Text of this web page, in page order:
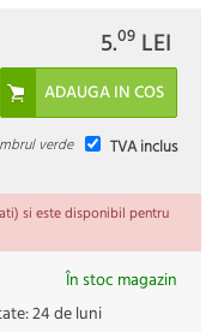
5.09 LEI
TVA inclus
verde
si este disponibil pentru
În stoc magazin
24 de luni